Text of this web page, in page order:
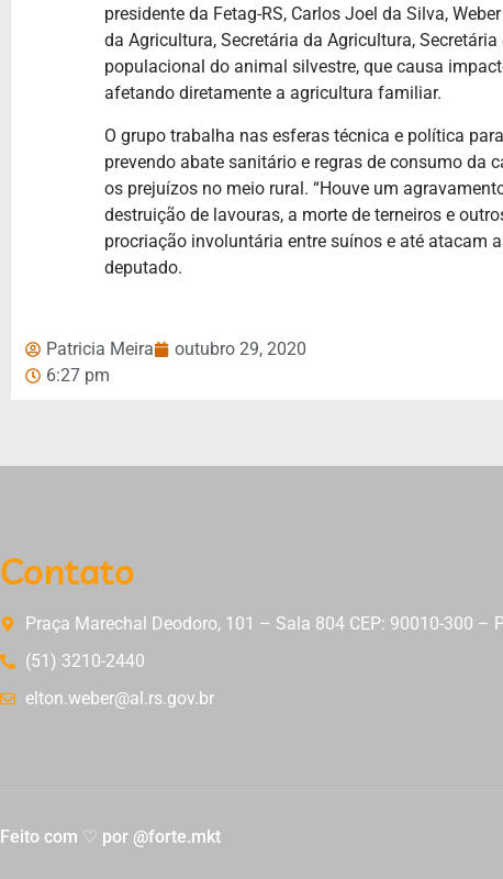
presidente da Fetag-RS, Carlos Joel da Silva,
da Agricultura, Secretária da Agricultura,
populacional do animal silvestre, que causa
afetando diretamente a agricultura familiar.
O grupo trabalha nas esferas técnica e política
prevendo abate sanitário e regras de consumo da
os prejuízos no meio rural. “Houve um
destruição de lavouras, a morte de terneiros e
procriação involuntária entre suínos e até atacam
deputado.
Patricia Meira
outubro 29, 2020
6:27 pm
Contato
Praça Marechal Deodoro, 101 – Sala 804 CEP: 90010-300 –
(51) 3210-2440
elton.weber@al.rs.gov.br
Feito com ♡ por @forte.mkt